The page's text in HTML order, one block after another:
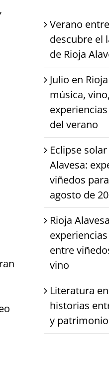
Verano
descubre el
de Rioja
Julio en
música,
del verano
Eclipse
Alavesa:
viñedos
agosto de
Rioja
entre
vino
Literatura
historias
y patrimonio